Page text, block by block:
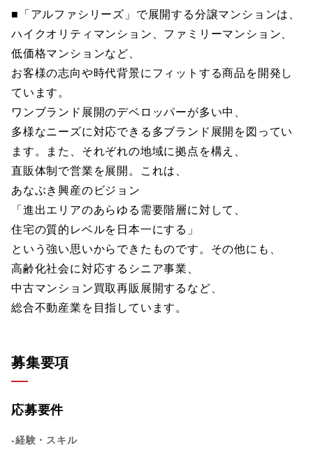
■「アルファシリーズ」で展開する分譲マンションは、
ハイクオリティマンション、ファミリーマンション、
低価格マンションなど、
お客様の志向や時代背景にフィットする商品を開発し
ています。
ワンブランド展開のデベロッパーが多い中、
多様なニーズに対応できる多ブランド展開を図ってい
ます。また、それぞれの地域に拠点を構え、
直販体制で営業を展開。これは、
あなぶき興産のビジョン
「進出エリアのあらゆる需要階層に対して、
住宅の質的レベルを日本一にする」
という強い思いからできたものです。その他にも、
高齢化社会に対応するシニア事業、
中古マンション買取再販展開するなど、
総合不動産業を目指しています。
募集要項
応募要件
-経験・スキル